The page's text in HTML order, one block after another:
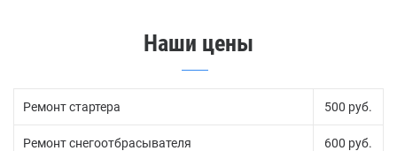
Наши цены
Ремонт стартера 500 руб.
Ремонт снегоотбрасывателя 600 руб.